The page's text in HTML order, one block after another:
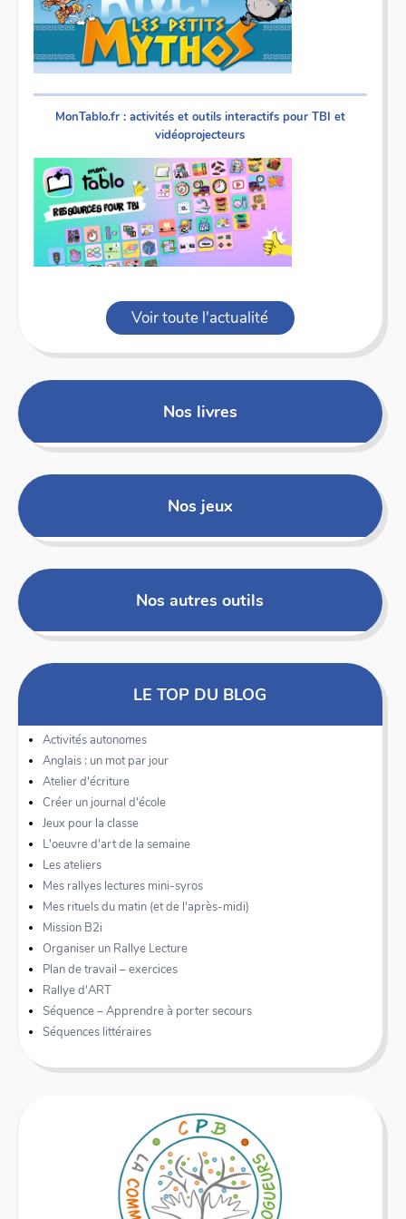
MonTablo.fr : activités et outils interactifs pour TBI et
vidéoprojecteurs
Voir toute l'actualité
Nos livres
Nos jeux
Nos autres outils
LE TOP DU BLOG
Activités autonomes
Anglais : un mot par jour
Atelier d'écriture
Créer un journal d'école
Jeux pour la classe
L'oeuvre d'art de la semaine
Les ateliers
Mes rallyes lectures mini-syros
Mes rituels du matin (et de l'après-midi)
Mission B2i
Organiser un Rallye Lecture
Plan de travail – exercices
Rallye d'ART
Séquence – Apprendre à porter secours
Séquences littéraires